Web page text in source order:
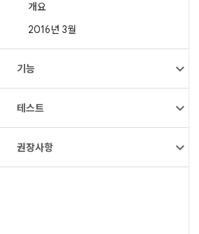
개요
2016년 3월
기능
테스트
권장사항